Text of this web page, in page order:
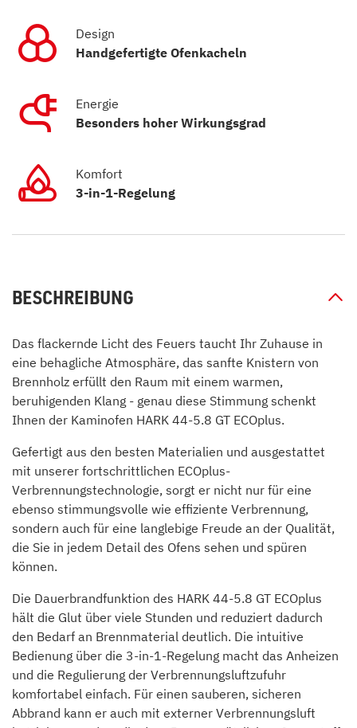
Design
Handgefertigte Ofenkacheln
Energie
Besonders hoher Wirkungsgrad
Komfort
3-in-1-Regelung
BESCHREIBUNG
Das flackernde Licht des Feuers taucht Ihr Zuhause in
eine behagliche Atmosphäre, das sanfte Knistern von
Brennholz erfüllt den Raum mit einem warmen,
beruhigenden Klang - genau diese Stimmung schenkt
Ihnen der Kaminofen HARK 44-5.8 GT ECOplus.
Gefertigt aus den besten Materialien und ausgestattet
mit unserer fortschrittlichen ECOplus-
Verbrennungstechnologie, sorgt er nicht nur für eine
ebenso stimmungsvolle wie effiziente Verbrennung,
sondern auch für eine langlebige Freude an der Qualität,
die Sie in jedem Detail des Ofens sehen und spüren
können.
Die Dauerbrandfunktion des HARK 44-5.8 GT ECOplus
hält die Glut über viele Stunden und reduziert dadurch
den Bedarf an Brennmaterial deutlich. Die intuitive
Bedienung über die 3-in-1-Regelung macht das Anheizen
und die Regulierung der Verbrennungsluftzufuhr
komfortabel einfach. Für einen sauberen, sicheren
Abbrand kann er auch mit externer Verbrennungsluft